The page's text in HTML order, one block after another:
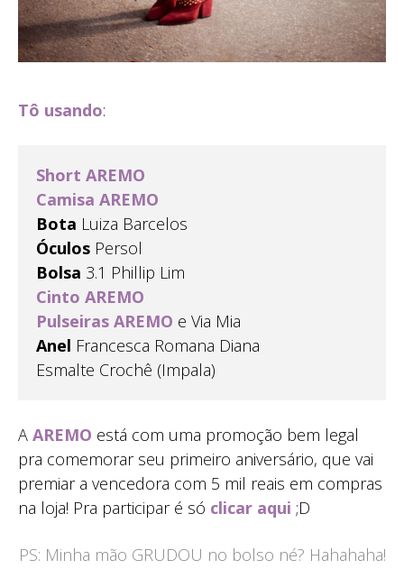
Tô usando:
Short AREMO
Camisa AREMO
Bota Luiza Barcelos
Óculos Persol
Bolsa 3.1 Phillip Lim
Cinto AREMO
Pulseiras AREMO e Via Mia
Anel Francesca Romana Diana
Esmalte Crochê (Impala)
A AREMO está com uma promoção bem legal
pra comemorar seu primeiro aniversário, que vai
premiar a vencedora com 5 mil reais em compras
na loja! Pra participar é só clicar aqui ;D
PS: Minha mão GRUDOU no bolso né? Hahahaha!